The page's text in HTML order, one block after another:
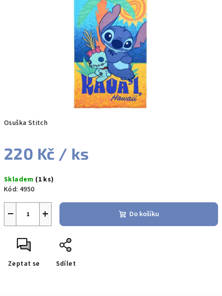
Osuška Stitch
220 Kč / ks
cena:
Skladem (1 ks)
Kód: 4950
+
− Do košíku
Zeptat se Sdílet
hvězdiček.